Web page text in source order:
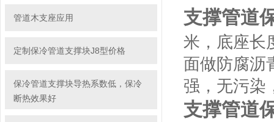
管道木支座应用
定制保冷管道支撑块J8型价格
保冷管道支撑块导热系数低，保冷
断热效果好
支撑管道
米，底座长
面做防腐沥
强，无污染
支撑管道